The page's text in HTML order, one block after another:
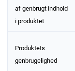
af genbrugt indhold
i produktet
Produktets
genbrugelighed